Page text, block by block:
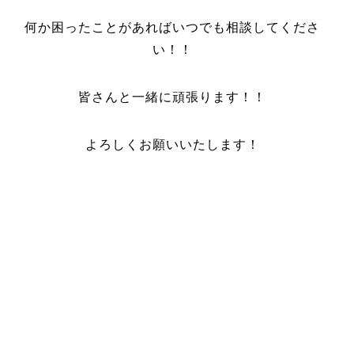
何か困ったことがあればいつでも相談してくださ
い！！
皆さんと一緒に頑張ります！！
よろしくお願いいたします！